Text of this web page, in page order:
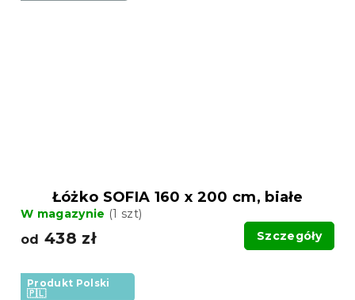
Łóżko SOFIA 160 x 200 cm, białe
W magazynie (1 szt)
od 438 zł Szczegóły
Produkt Polski
🇵🇱